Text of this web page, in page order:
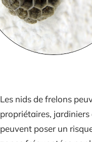
Les nids de frelons
propriétaires,
peuvent poser un